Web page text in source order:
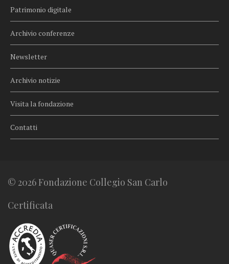
Patrimonio digitale
Archivio conferenze
Newsletter
Archivio notizie
Visita la fondazione
Contatti
© 2026 Fondazione Collegio San Carlo
Certificata